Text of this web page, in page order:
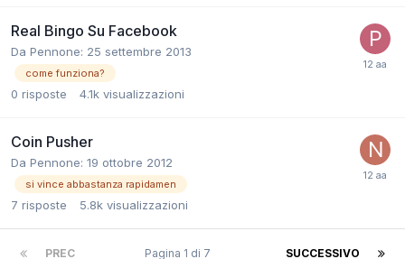
Real Bingo Su Facebook
Da Pennone: 25 settembre 2013
come funziona?
0 risposte 4.1k visualizzazioni
Coin Pusher
Da Pennone: 19 ottobre 2012
si vince abbastanza rapidamen
7 risposte 5.8k visualizzazioni
PREC SUCCESSIVO
Pagina 1 di 7